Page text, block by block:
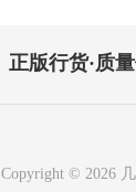
正版行货·质
Copyright © 2026